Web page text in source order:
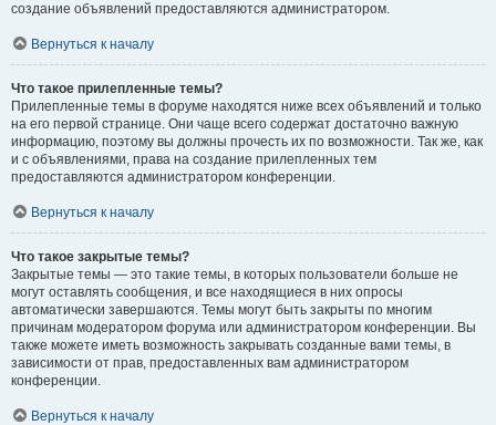
создание объявлений предоставляются администратором.
Вернуться к началу
Что такое прилепленные темы?
Прилепленные темы в форуме находятся ниже всех объявлений и только
на его первой странице. Они чаще всего содержат достаточно важную
информацию, поэтому вы должны прочесть их по возможности. Так же, как
и с объявлениями, права на создание прилепленных тем
предоставляются администратором конференции.
Вернуться к началу
Что такое закрытые темы?
Закрытые темы — это такие темы, в которых пользователи больше не
могут оставлять сообщения, и все находящиеся в них опросы
автоматически завершаются. Темы могут быть закрыты по многим
причинам модератором форума или администратором конференции. Вы
также можете иметь возможность закрывать созданные вами темы, в
зависимости от прав, предоставленных вам администратором
конференции.
Вернуться к началу